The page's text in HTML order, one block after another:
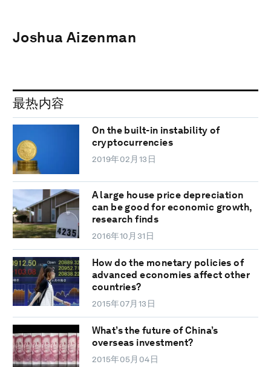
Joshua Aizenman
最热内容
On the built-in instability of
cryptocurrencies
2019年02月13日
A large house price depreciation
can be good for economic growth,
research finds
2016年10月31日
How do the monetary policies of
advanced economies affect other
countries?
2015年07月13日
What’s the future of China’s
overseas investment?
2015年05月04日